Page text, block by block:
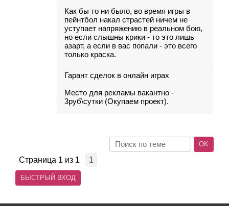
Как бы то ни было, во время игры в
пейнтбол накал страстей ничем не
уступает напряжению в реальном бою,
но если слышны крики - то это лишь
азарт, а если в вас попали - это всего
только краска.
Гарант сделок в онлайн играх
Место для рекламы вакантно -
3руб\сутки (Окупаем проект).
Страница 1 из 1 1